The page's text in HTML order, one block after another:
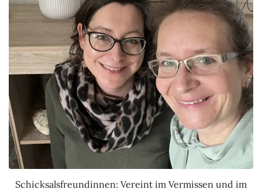
Schicksalsfreundinnen: Vereint im Vermissen und im